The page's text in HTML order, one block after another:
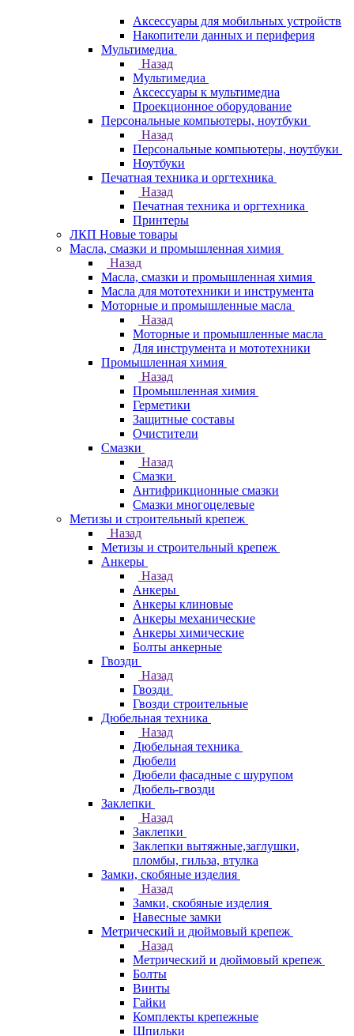
Аксессуары для мобильных устройств
Накопители данных и периферия
Мультимедиа
Назад
Мультимедиа
Аксессуары к мультимедиа
Проекционное оборудование
Персональные компьютеры, ноутбуки
Назад
Персональные компьютеры, ноутбуки
Ноутбуки
Печатная техника и оргтехника
Назад
Печатная техника и оргтехника
Принтеры
ЛКП Новые товары
Масла, смазки и промышленная химия
Назад
Масла, смазки и промышленная химия
Масла для мототехники и инструмента
Моторные и промышленные масла
Назад
Моторные и промышленные масла
Для инструмента и мототехники
Промышленная химия
Назад
Промышленная химия
Герметики
Защитные составы
Очистители
Смазки
Назад
Смазки
Антифрикционные смазки
Смазки многоцелевые
Метизы и строительный крепеж
Назад
Метизы и строительный крепеж
Анкеры
Назад
Анкеры
Анкеры клиновые
Анкеры механические
Анкеры химические
Болты анкерные
Гвозди
Назад
Гвозди
Гвозди строительные
Дюбельная техника
Назад
Дюбельная техника
Дюбели
Дюбели фасадные с шурупом
Дюбель-гвозди
Заклепки
Назад
Заклепки
Заклепки вытяжные,заглушки,
пломбы, гильза, втулка
Замки, скобяные изделия
Назад
Замки, скобяные изделия
Навесные замки
Метрический и дюймовый крепеж
Назад
Метрический и дюймовый крепеж
Болты
Винты
Гайки
Комплекты крепежные
Шпильки